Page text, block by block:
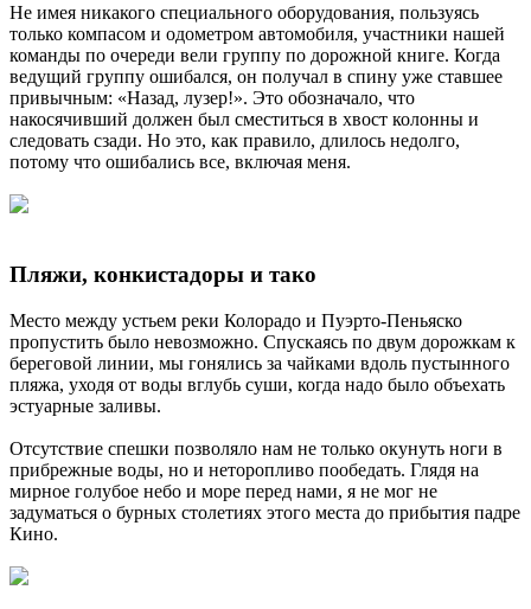
Не имея никакого специального оборудования, пользуясь
только компасом и одометром автомобиля, участники нашей
команды по очереди вели группу по дорожной книге. Когда
ведущий группу ошибался, он получал в спину уже ставшее
привычным: «Назад, лузер!». Это обозначало, что
накосячивший должен был сместиться в хвост колонны и
следовать сзади. Но это, как правило, длилось недолго,
потому что ошибались все, включая меня.
Пляжи, конкистадоры и тако
Место между устьем реки Колорадо и Пуэрто-Пеньяско
пропустить было невозможно. Спускаясь по двум дорожкам к
береговой линии, мы гонялись за чайками вдоль пустынного
пляжа, уходя от воды вглубь суши, когда надо было объехать
эстуарные заливы.
Отсутствие спешки позволяло нам не только окунуть ноги в
прибрежные воды, но и неторопливо пообедать. Глядя на
мирное голубое небо и море перед нами, я не мог не
задуматься о бурных столетиях этого места до прибытия падре
Кино.